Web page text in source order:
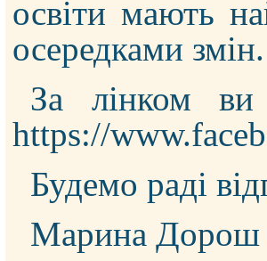
освіти мають
осередками змін.
За лінком ви
https://
Будемо раді
Марина Дорош